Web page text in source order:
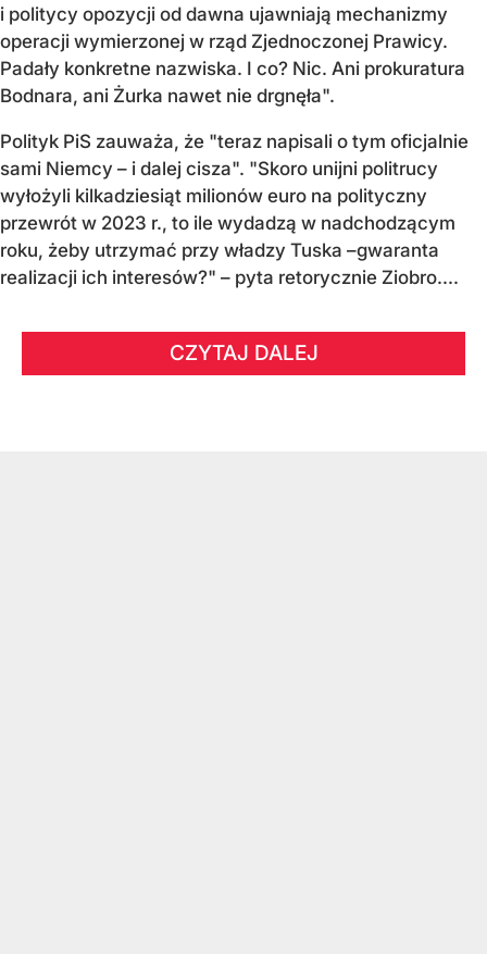
i politycy opozycji od dawna ujawniają mechanizmy
operacji wymierzonej w rząd Zjednoczonej Prawicy.
Padały konkretne nazwiska. I co? Nic. Ani prokuratura
Bodnara, ani Żurka nawet nie drgnęła".
Polityk PiS zauważa, że "teraz napisali o tym oficjalnie
sami Niemcy – i dalej cisza". "Skoro unijni politrucy
wyłożyli kilkadziesiąt milionów euro na polityczny
przewrót w 2023 r., to ile wydadzą w nadchodzącym
roku, żeby utrzymać przy władzy Tuska –gwaranta
realizacji ich interesów?" – pyta retorycznie Ziobro....
CZYTAJ DALEJ